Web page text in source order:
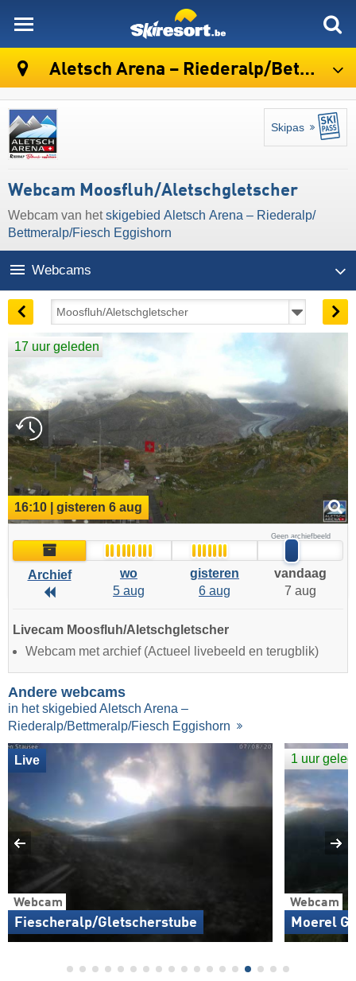
Aletsch Arena – Riederalp/​Bettmeralp/​Fiesch Eggishorn
Skipas
Webcam Moosfluh/Aletschgletscher
Webcam van hetskigebied Aletsch Arena – Riederalp/​
Bettmeralp/​Fiesch Eggishorn
Webcams
17 uur geleden
16:10 | gisteren 6 aug
Archief
Geen archiefbeeld
Archief
Archief
wo
5 aug
gisteren
6 aug
vandaag
7 aug
Livecam Moosfluh/Aletschgletscher
Webcam met archief (Actueel livebeeld en terugblik)
Andere webcams
in het skigebied Aletsch Arena –
Riederalp/Bettmeralp/Fiesch Eggishorn
Webcam
Fiescheralp/Gletscherstube
Live
Webcam
Moerel
1 uur